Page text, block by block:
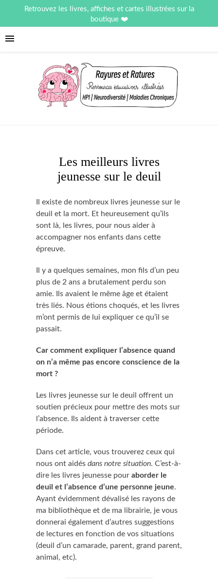
Retrouvez les livres, affiches et cartes illustrées sur la
boutique
Les meilleurs livres
jeunesse sur le deuil
Il existe de nombreux livres jeunesse sur le
deuil et la mort. Et heureusement qu’ils
sont là, les livres, pour nous aider à
accompagner nos enfants dans cette
épreuve.
Il y a quelques semaines, mon fils d’un peu
plus de 2 ans a brutalement perdu son
amie. Ils avaient le même âge et étaient
très liés. Nous étions choqués, et les livres
m’ont permis de lui expliquer ce qu’il se
passait.
Car comment expliquer l’absence quand
on n’a même pas encore conscience de la
mort ?
Les livres jeunesse sur le deuil offrent un
soutien précieux pour mettre des mots sur
l’absence. Ils aident à traverser cette
période.
Dans cet article, vous trouverez ceux qui
nous ont aidés dans notre situation. C’est-à-
dire les livres jeunesse pour aborder le
deuil et l’absence d’une personne jeune.
Ayant évidemment dévalisé les rayons de
ma bibliothèque et de ma librairie, je vous
donnerai également d’autres suggestions
de lectures en fonction de vos situations
(deuil d’un camarade, parent, grand parent,
animal, etc).